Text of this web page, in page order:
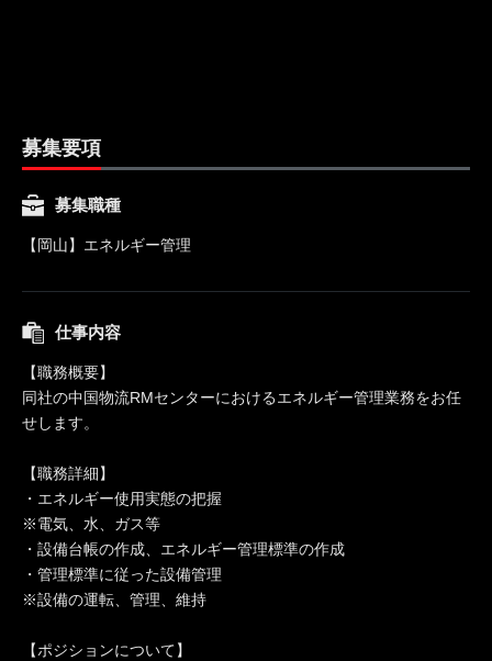
募集要項
募集職種
【岡山】エネルギー管理
仕事内容
【職務概要】
同社の中国物流RMセンターにおけるエネルギー管理業務をお任
せします。
【職務詳細】
・エネルギー使用実態の把握
※電気、水、ガス等
・設備台帳の作成、エネルギー管理標準の作成
・管理標準に従った設備管理
※設備の運転、管理、維持
【ポジションについて】